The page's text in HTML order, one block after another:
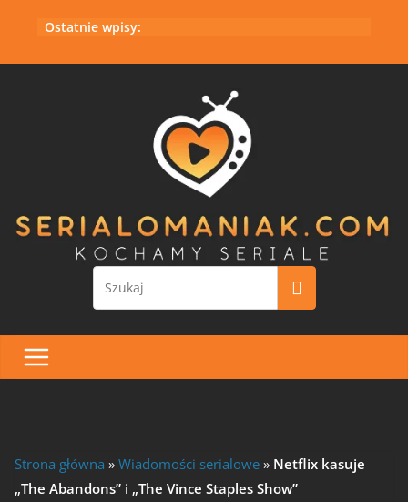
Ostatnie wpisy:
Strona główna » Wiadomości serialowe » Netflix kasuje
„The Abandons” i „The Vince Staples Show”